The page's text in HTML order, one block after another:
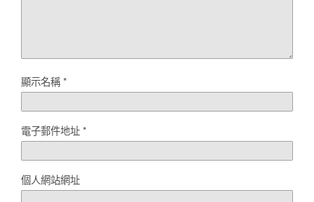
顯示名稱*
電子郵件地址*
個人網站網址